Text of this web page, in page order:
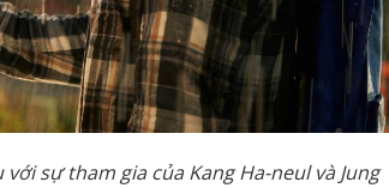
với sự tham gia của Kang Ha-neul và Jung